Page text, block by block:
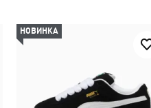
НОВИНКА